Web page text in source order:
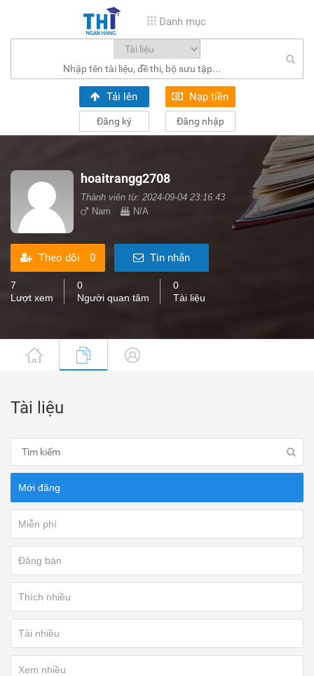
Danh mục
Tải lên Nạp tiền
Đăng ký Đăng nhập
hoaitrangg2708
Thành viên từ: 2024-09-04 23:16:43
Nam
N/A
Theo dõi 0 Tin nhắn
7
Lượt xem
0
Người quan tâm
0
Tài liệu
Tài liệu
Mới đăng
Miễn phí
Đăng bán
Thích nhiều
Tải nhiều
Xem nhiều